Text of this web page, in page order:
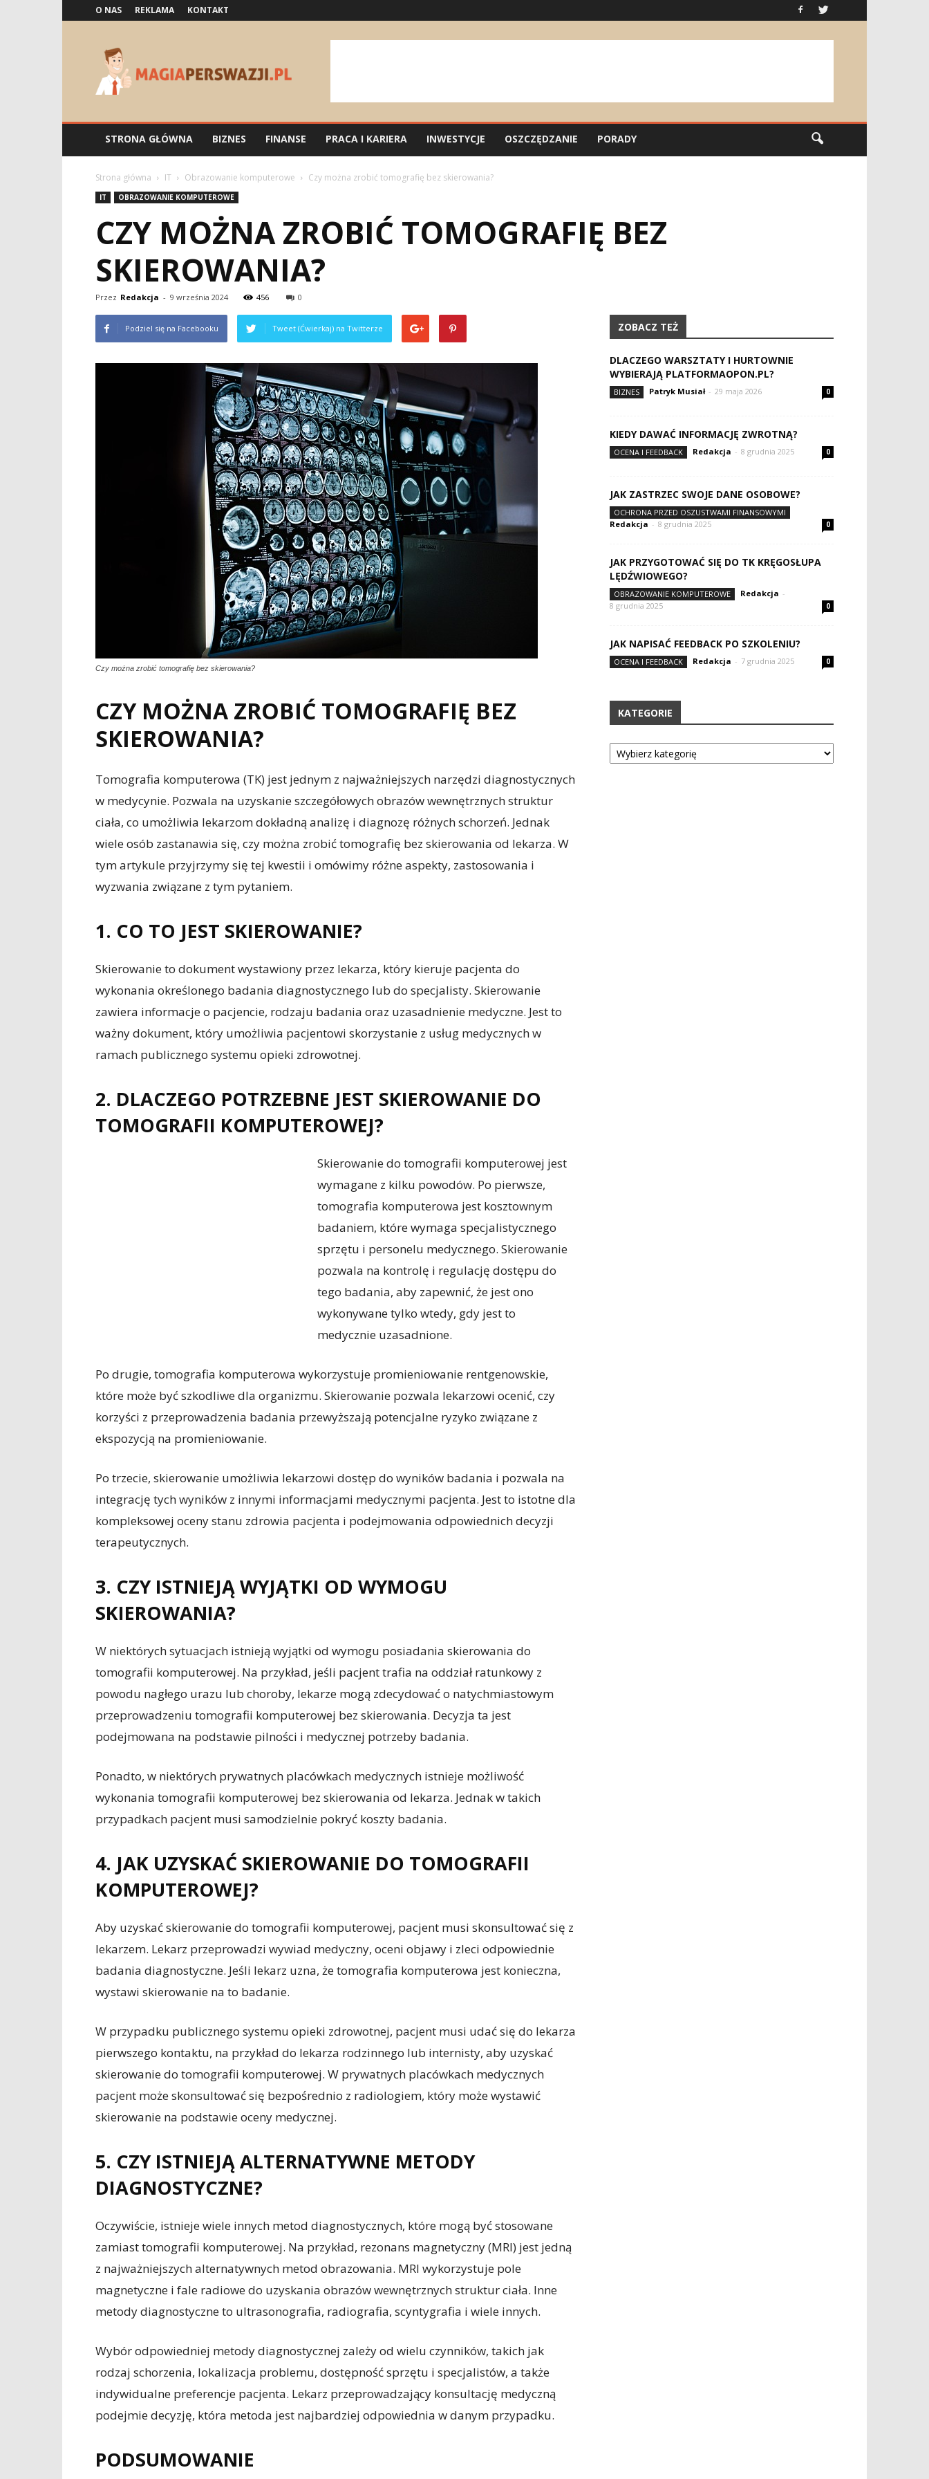
O NAS REKLAMA KONTAKT
Magiaperswazji.pl
STRONA GŁÓWNA BIZNES FINANSE PRACA I KARIERA INWESTYCJE OSZCZĘDZANIE PORADY
Strona główna IT Obrazowanie komputerowe Czy można zrobić tomografię bez skierowania?
IT OBRAZOWANIE KOMPUTEROWE
CZY MOŻNA ZROBIĆ TOMOGRAFIĘ BEZ
SKIEROWANIA?
Przez Redakcja - 9 września 2024 456 0
Podziel się na Facebooku Tweet (Ćwierkaj) na Twitterze
Czy można zrobić tomografię bez skierowania?
CZY MOŻNA ZROBIĆ TOMOGRAFIĘ BEZ
SKIEROWANIA?
Tomografia komputerowa (TK) jest jednym z najważniejszych narzędzi diagnostycznych
w medycynie. Pozwala na uzyskanie szczegółowych obrazów wewnętrznych struktur
ciała, co umożliwia lekarzom dokładną analizę i diagnozę różnych schorzeń. Jednak
wiele osób zastanawia się, czy można zrobić tomografię bez skierowania od lekarza. W
tym artykule przyjrzymy się tej kwestii i omówimy różne aspekty, zastosowania i
wyzwania związane z tym pytaniem.
1. CO TO JEST SKIEROWANIE?
Skierowanie to dokument wystawiony przez lekarza, który kieruje pacjenta do
wykonania określonego badania diagnostycznego lub do specjalisty. Skierowanie
zawiera informacje o pacjencie, rodzaju badania oraz uzasadnienie medyczne. Jest to
ważny dokument, który umożliwia pacjentowi skorzystanie z usług medycznych w
ramach publicznego systemu opieki zdrowotnej.
2. DLACZEGO POTRZEBNE JEST SKIEROWANIE DO
TOMOGRAFII KOMPUTEROWEJ?
Skierowanie do tomografii komputerowej jest
wymagane z kilku powodów. Po pierwsze,
tomografia komputerowa jest kosztownym
badaniem, które wymaga specjalistycznego
sprzętu i personelu medycznego. Skierowanie
pozwala na kontrolę i regulację dostępu do
tego badania, aby zapewnić, że jest ono
wykonywane tylko wtedy, gdy jest to
medycznie uzasadnione.
Po drugie, tomografia komputerowa wykorzystuje promieniowanie rentgenowskie,
które może być szkodliwe dla organizmu. Skierowanie pozwala lekarzowi ocenić, czy
korzyści z przeprowadzenia badania przewyższają potencjalne ryzyko związane z
ekspozycją na promieniowanie.
Po trzecie, skierowanie umożliwia lekarzowi dostęp do wyników badania i pozwala na
integrację tych wyników z innymi informacjami medycznymi pacjenta. Jest to istotne dla
kompleksowej oceny stanu zdrowia pacjenta i podejmowania odpowiednich decyzji
terapeutycznych.
3. CZY ISTNIEJĄ WYJĄTKI OD WYMOGU
SKIEROWANIA?
W niektórych sytuacjach istnieją wyjątki od wymogu posiadania skierowania do
tomografii komputerowej. Na przykład, jeśli pacjent trafia na oddział ratunkowy z
powodu nagłego urazu lub choroby, lekarze mogą zdecydować o natychmiastowym
przeprowadzeniu tomografii komputerowej bez skierowania. Decyzja ta jest
podejmowana na podstawie pilności i medycznej potrzeby badania.
Ponadto, w niektórych prywatnych placówkach medycznych istnieje możliwość
wykonania tomografii komputerowej bez skierowania od lekarza. Jednak w takich
przypadkach pacjent musi samodzielnie pokryć koszty badania.
4. JAK UZYSKAĆ SKIEROWANIE DO TOMOGRAFII
KOMPUTEROWEJ?
Aby uzyskać skierowanie do tomografii komputerowej, pacjent musi skonsultować się z
lekarzem. Lekarz przeprowadzi wywiad medyczny, oceni objawy i zleci odpowiednie
badania diagnostyczne. Jeśli lekarz uzna, że tomografia komputerowa jest konieczna,
wystawi skierowanie na to badanie.
W przypadku publicznego systemu opieki zdrowotnej, pacjent musi udać się do lekarza
pierwszego kontaktu, na przykład do lekarza rodzinnego lub internisty, aby uzyskać
skierowanie do tomografii komputerowej. W prywatnych placówkach medycznych
pacjent może skonsultować się bezpośrednio z radiologiem, który może wystawić
skierowanie na podstawie oceny medycznej.
5. CZY ISTNIEJĄ ALTERNATYWNE METODY
DIAGNOSTYCZNE?
Oczywiście, istnieje wiele innych metod diagnostycznych, które mogą być stosowane
zamiast tomografii komputerowej. Na przykład, rezonans magnetyczny (MRI) jest jedną
z najważniejszych alternatywnych metod obrazowania. MRI wykorzystuje pole
magnetyczne i fale radiowe do uzyskania obrazów wewnętrznych struktur ciała. Inne
metody diagnostyczne to ultrasonografia, radiografia, scyntygrafia i wiele innych.
Wybór odpowiedniej metody diagnostycznej zależy od wielu czynników, takich jak
rodzaj schorzenia, lokalizacja problemu, dostępność sprzętu i specjalistów, a także
indywidualne preferencje pacjenta. Lekarz przeprowadzający konsultację medyczną
podejmie decyzję, która metoda jest najbardziej odpowiednia w danym przypadku.
PODSUMOWANIE
ZOBACZ TEŻ
DLACZEGO WARSZTATY I HURTOWNIE
WYBIERAJĄ PLATFORMAOPON.PL?
BIZNES Patryk Musiał - 29 maja 2026 0
KIEDY DAWAĆ INFORMACJĘ ZWROTNĄ?
OCENA I FEEDBACK Redakcja - 8 grudnia 2025 0
JAK ZASTRZEC SWOJE DANE OSOBOWE?
OCHRONA PRZED OSZUSTWAMI FINANSOWYMI
Redakcja - 8 grudnia 2025 0
JAK PRZYGOTOWAĆ SIĘ DO TK KRĘGOSŁUPA
LĘDŹWIOWEGO?
OBRAZOWANIE KOMPUTEROWE Redakcja -
8 grudnia 2025
0
JAK NAPISAĆ FEEDBACK PO SZKOLENIU?
OCENA I FEEDBACK Redakcja - 7 grudnia 2025 0
KATEGORIE
Kategorie